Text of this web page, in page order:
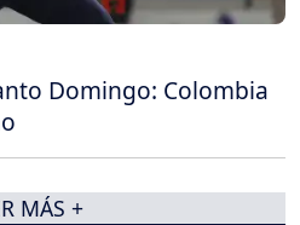
Domingo: Colombia
MÁS +